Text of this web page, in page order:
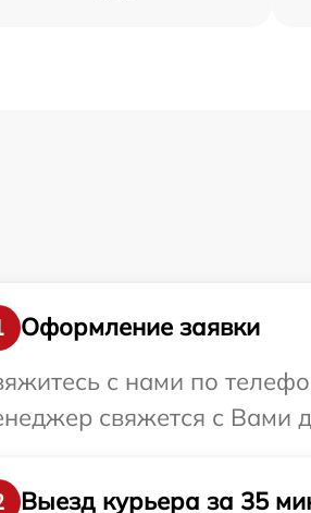
Оформление заявки
с нами по
свяжется с Вами
Выезд курьера за 35